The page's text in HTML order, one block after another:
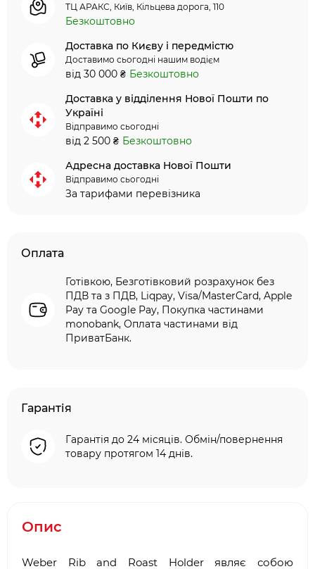
ТЦ АРАКС, Київ, Кільцева дорога, 110
Безкоштовно
Доставка по Києву і передмістю
Доставимо сьогодні нашим водієм
від 30 000 ₴ Безкоштовно
Доставка у відділення Нової Пошти по
Україні
Відправимо сьогодні
від 2 500 ₴ Безкоштовно
Адресна доставка Нової Пошти
Відправимо сьогодні
За тарифами перевізника
Оплата
Готівкою, Безготівковий розрахунок без
ПДВ та з ПДВ, Liqpay, Visa/MasterCard, Apple
Pay та Google Pay, Покупка частинами
monobank, Оплата частинами від
ПриватБанк.
Гарантія
Гарантія до 24 місяців. Обмін/повернення
товару протягом 14 днів.
Опис
Weber Rib and Roast Holder являє собою